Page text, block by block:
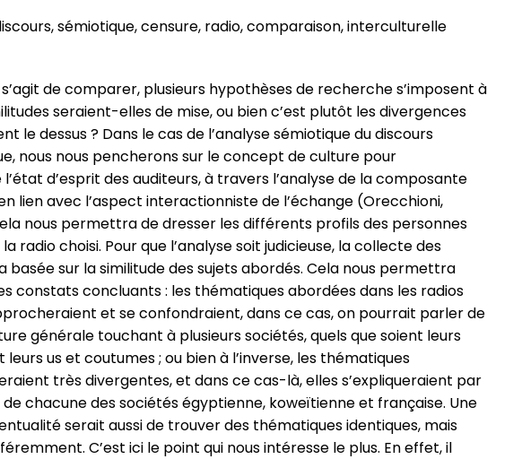
sémiotique, censure, radio, comparaison, interculturelle
s’agit de comparer, plusieurs hypothèses de recherche s’imposent à
seraient-elles de mise, ou bien c’est plutôt les divergences
le dessus ? Dans le cas de l’analyse sémiotique du discours
nous nous pencherons sur le concept de culture pour
d’esprit des auditeurs, à travers l’analyse de la composante
lien avec l’aspect interactionniste de l’échange (Orecchioni,
nous permettra de dresser les différents profils des personnes
radio choisi. Pour que l’analyse soit judicieuse, la collecte des
basée sur la similitude des sujets abordés. Cela nous permettra
constats concluants : les thématiques abordées dans les radios
et se confondraient, dans ce cas, on pourrait parler de
générale touchant à plusieurs sociétés, quels que soient leurs
us et coutumes ; ou bien à l’inverse, les thématiques
très divergentes, et dans ce cas-là, elles s’expliqueraient par
chacune des sociétés égyptienne, koweïtienne et française. Une
serait aussi de trouver des thématiques identiques, mais
C’est ici le point qui nous intéresse le plus. En effet, il